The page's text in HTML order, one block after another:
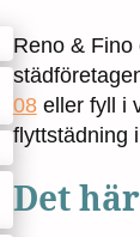
Reno & Fino
08eller fyll i
flyttstädning
Det